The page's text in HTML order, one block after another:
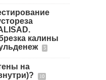
калины
3
на
10